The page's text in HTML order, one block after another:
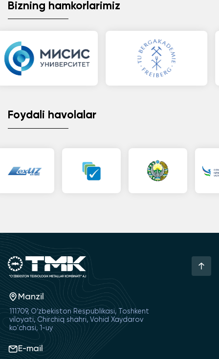
Bizning hamkorlarimiz
Foydali havolalar
Manzil
111709, O‘zbekiston Respublikasi, Toshkent
viloyati, Chirchiq shahri, Vohid Xaydarov
ko'chasi, 1-uy
E-mail